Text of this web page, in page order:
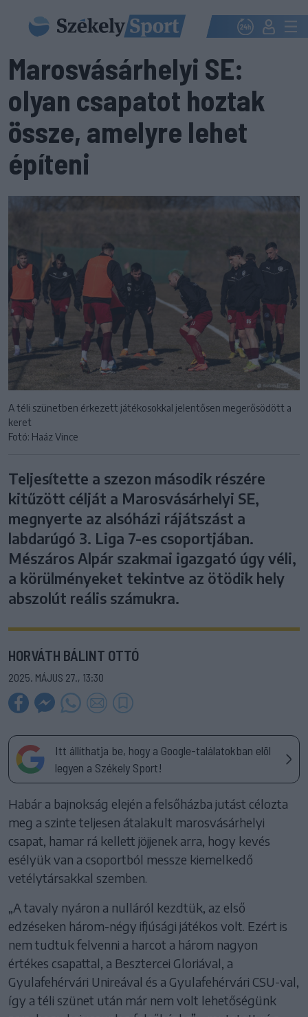
Marosvásárhelyi SE:
olyan csapatot hoztak
össze, amelyre lehet
építeni
A téli szünetben érkezett játékosokkal jelentősen megerősödött a
keret
Fotó: Haáz Vince
Teljesítette a szezon második részére
kitűzött célját a Marosvásárhelyi SE,
megnyerte az alsóházi rájátszást a
labdarúgó 3. Liga 7-es csoportjában.
Mészáros Alpár szakmai igazgató úgy véli,
a körülményeket tekintve az ötödik hely
abszolút reális számukra.
HORVÁTH BÁLINT OTTÓ
2025. MÁJUS 27., 13:30
Itt állíthatja be, hogy a Google-találatokban elöl
legyen a Székely Sport!
Habár a bajnokság elején a felsőházba jutást célozta
meg a szinte teljesen átalakult marosvásárhelyi
csapat, hamar rá kellett jöjjenek arra, hogy kevés
esélyük van a csoportból messze kiemelkedő
vetélytársakkal szemben.
„A tavaly nyáron a nulláról kezdtük, az első
edzéseken három-négy ifjúsági játékos volt. Ezért is
nem tudtuk felvenni a harcot a három nagyon
értékes csapattal, a Besztercei Gloriával, a
Gyulafehérvári Unireával és a Gyulafehérvári CSU-val,
így a téli szünet után már nem volt lehetőségünk